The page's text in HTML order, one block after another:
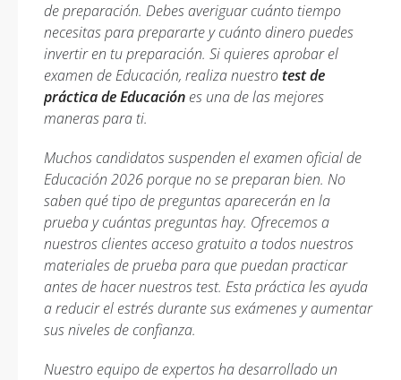
de preparación. Debes averiguar cuánto tiempo
necesitas para prepararte y cuánto dinero puedes
invertir en tu preparación. Si quieres aprobar el
examen de Educación, realiza nuestro test de
práctica de Educación es una de las mejores
maneras para ti.
Muchos candidatos suspenden el examen oficial de
Educación 2026 porque no se preparan bien. No
saben qué tipo de preguntas aparecerán en la
prueba y cuántas preguntas hay. Ofrecemos a
nuestros clientes acceso gratuito a todos nuestros
materiales de prueba para que puedan practicar
antes de hacer nuestros test. Esta práctica les ayuda
a reducir el estrés durante sus exámenes y aumentar
sus niveles de confianza.
Nuestro equipo de expertos ha desarrollado un